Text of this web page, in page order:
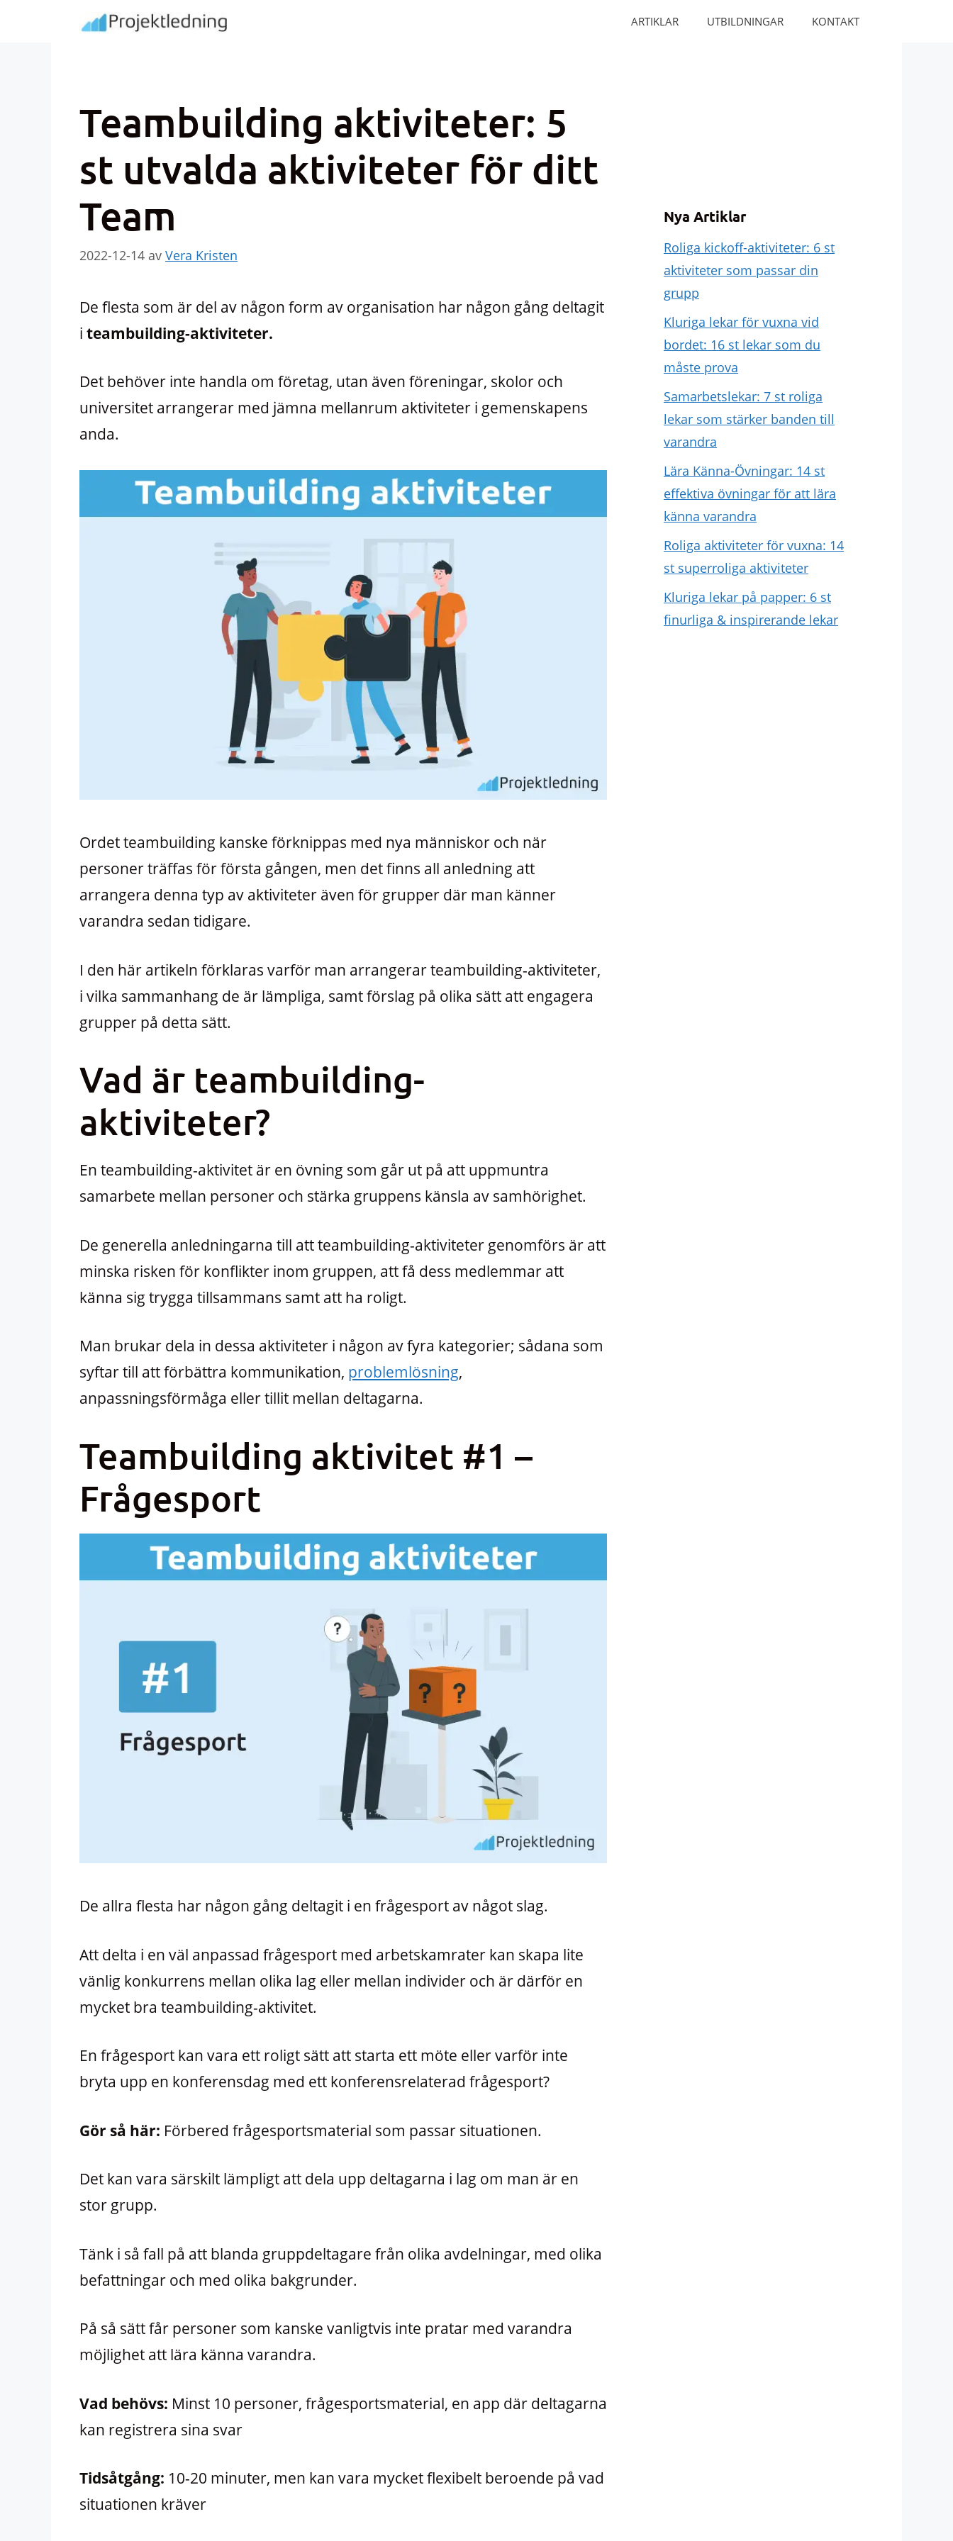
ARTIKLAR UTBILDNINGAR KONTAKT
Teambuilding aktiviteter: 5
st utvalda aktiviteter för ditt
Team
2022-12-14 av Vera Kristen
De flesta som är del av någon form av organisation har någon gång deltagit
i teambuilding-aktiviteter.
Det behöver inte handla om företag, utan även föreningar, skolor och
universitet arrangerar med jämna mellanrum aktiviteter i gemenskapens
anda.
Ordet teambuilding kanske förknippas med nya människor och när
personer träffas för första gången, men det finns all anledning att
arrangera denna typ av aktiviteter även för grupper där man känner
varandra sedan tidigare.
I den här artikeln förklaras varför man arrangerar teambuilding-aktiviteter,
i vilka sammanhang de är lämpliga, samt förslag på olika sätt att engagera
grupper på detta sätt.
Vad är teambuilding-
aktiviteter?
En teambuilding-aktivitet är en övning som går ut på att uppmuntra
samarbete mellan personer och stärka gruppens känsla av samhörighet.
De generella anledningarna till att teambuilding-aktiviteter genomförs är att
minska risken för konflikter inom gruppen, att få dess medlemmar att
känna sig trygga tillsammans samt att ha roligt.
Man brukar dela in dessa aktiviteter i någon av fyra kategorier; sådana som
syftar till att förbättra kommunikation, problemlösning,
anpassningsförmåga eller tillit mellan deltagarna.
Teambuilding aktivitet #1 –
Frågesport
De allra flesta har någon gång deltagit i en frågesport av något slag.
Att delta i en väl anpassad frågesport med arbetskamrater kan skapa lite
vänlig konkurrens mellan olika lag eller mellan individer och är därför en
mycket bra teambuilding-aktivitet.
En frågesport kan vara ett roligt sätt att starta ett möte eller varför inte
bryta upp en konferensdag med ett konferensrelaterad frågesport?
Gör så här: Förbered frågesportsmaterial som passar situationen.
Det kan vara särskilt lämpligt att dela upp deltagarna i lag om man är en
stor grupp.
Tänk i så fall på att blanda gruppdeltagare från olika avdelningar, med olika
befattningar och med olika bakgrunder.
På så sätt får personer som kanske vanligtvis inte pratar med varandra
möjlighet att lära känna varandra.
Vad behövs: Minst 10 personer, frågesportsmaterial, en app där deltagarna
kan registrera sina svar
Tidsåtgång: 10-20 minuter, men kan vara mycket flexibelt beroende på vad
situationen kräver
Nya Artiklar
Roliga kickoff-aktiviteter: 6 st
aktiviteter som passar din
grupp
Kluriga lekar för vuxna vid
bordet: 16 st lekar som du
måste prova
Samarbetslekar: 7 st roliga
lekar som stärker banden till
varandra
Lära Känna-Övningar: 14 st
effektiva övningar för att lära
känna varandra
Roliga aktiviteter för vuxna: 14
st superroliga aktiviteter
Kluriga lekar på papper: 6 st
finurliga & inspirerande lekar